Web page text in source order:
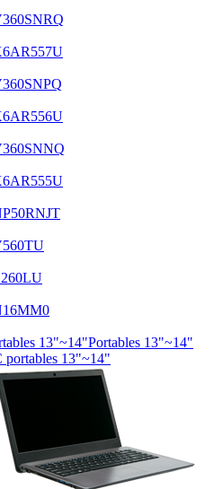
Portables 13"~14"
portables 13"~14"